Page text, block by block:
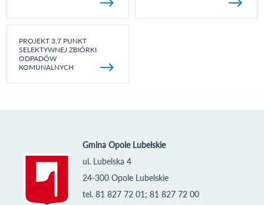
PROJEKT 3.7 PUNKT
SELEKTYWNEJ ZBIÓRKI
ODPADÓW
KOMUNALNYCH
Gmina Opole Lubelskie
ul. Lubelska 4
24-300 Opole Lubelskie
tel. 81 827 72 01; 81 827 72 00